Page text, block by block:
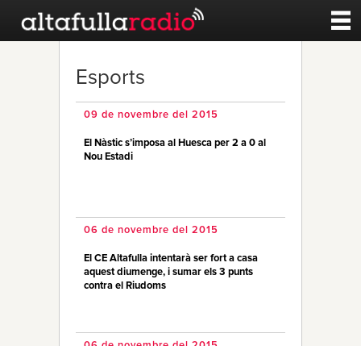
Qui Som
Esports
09 de novembre del 2015
El Nàstic s’imposa al Huesca per 2 a 0 al
Nou Estadi
06 de novembre del 2015
El CE Altafulla intentarà ser fort a casa
aquest diumenge, i sumar els 3 punts
contra el Riudoms